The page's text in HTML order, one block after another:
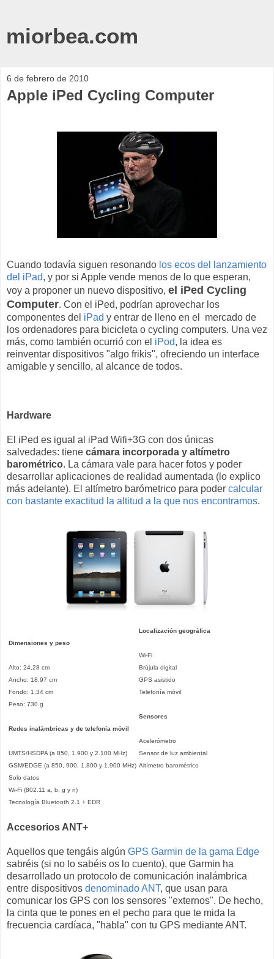
miorbea.com
6 de febrero de 2010
Apple iPed Cycling Computer
Cuando todavía siguen resonando los ecos del lanzamiento
del iPad, y por si Apple vende menos de lo que esperan,
voy a proponer un nuevo dispositivo, el iPed Cycling
Computer. Con el iPed, podrían aprovechar los
componentes del iPad y entrar de lleno en el mercado de
los ordenadores para bicicleta o cycling computers. Una vez
más, como también ocurrió con el iPod, la idea es
reinventar dispositivos "algo frikis", ofreciendo un interface
amigable y sencillo, al alcance de todos.
Hardware
El iPed es igual al iPad Wifi+3G con dos únicas
salvedades: tiene cámara incorporada y altímetro
barométrico. La cámara vale para hacer fotos y poder
desarrollar aplicaciones de realidad aumentada (lo explico
más adelante). El altímetro barómetrico para poder calcular
con bastante exactitud la altitud a la que nos encontramos.
Dimensiones y peso
Alto: 24,28 cm
Ancho: 18,97 cm
Fondo: 1,34 cm
Peso: 730 g
Redes inalámbricas y de telefonía móvil
UMTS/HSDPA (a 850, 1.900 y 2.100 MHz)
GSM/EDGE (a 850, 900, 1.800 y 1.900 MHz)
Solo datos
Wi-Fi (802.11 a, b, g y n)
Tecnología Bluetooth 2.1 + EDR
Localización geográfica
Wi-Fi
Brújula digital
GPS asistido
Telefonía móvil
Sensores
Acelerómetro
Sensor de luz ambiental
Altímetro barométrico
Accesorios ANT+
Aquellos que tengáis algún GPS Garmin de la gama Edge
sabréis (si no lo sabéis os lo cuento), que Garmin ha
desarrollado un protocolo de comunicación inalámbrica
entre dispositivos denominado ANT, que usan para
comunicar los GPS con los sensores "externos". De hecho,
la cinta que te pones en el pecho para que te mida la
frecuencia cardíaca, "habla" con tu GPS mediante ANT.